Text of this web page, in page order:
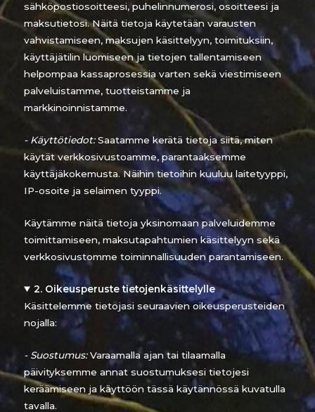
sähköpostiosoitteesi, puhelinnumerosi, osoitteesi ja
maksutietosi. Näitä tietoja käytetään varausten
vahvistamiseen, maksujen käsittelyyn, toimituksiin,
käyttäjätilin luomiseen ja tietojen tallentamiseen
helpompaa kassaprosessia varten sekä viestimiseen
palveluistamme, tuotteistamme ja
markkinoinnistamme.
- Käyttötiedot:Saatamme kerätä tietoja siitä, miten
käytät verkkosivustoamme, parantaaksemme
käyttäjäkokemusta. Näihin tietoihin kuuluu laitetyyppi,
IP-osoite ja selaimen tyyppi.
Käytämme näitä tietoja yksinomaan palveluidemme
toimittamiseen, maksutapahtumien käsittelyyn sekä
verkkosivustomme toiminnallisuuden parantamiseen.
2. Oikeusperuste tietojenkäsittelylle
Käsittelemme tietojasi seuraavien oikeusperusteiden
nojalla:
- Suostumus:Varaamalla ajan tai tilaamalla
päivityksemme annat suostumuksesi tietojesi
keräämiseen ja käyttöön tässä käytännössä kuvatulla
tavalla.